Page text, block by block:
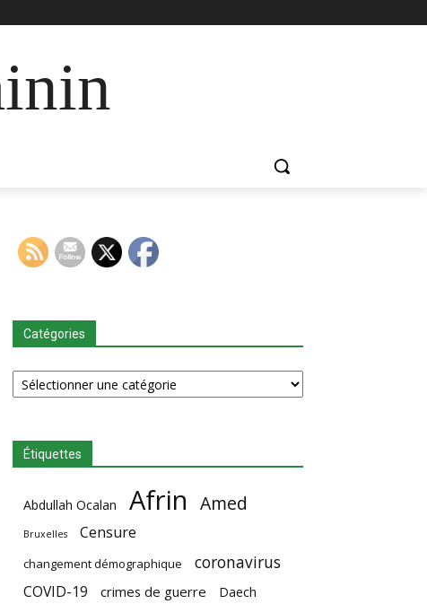
Catégories
Catégories
Étiquettes
Abdullah Ocalan Afrin Amed
Bruxelles Censure
changement démographique coronavirus
COVID-19 crimes de guerre Daech